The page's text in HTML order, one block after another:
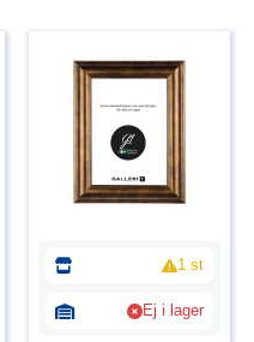
1 st
Ej i lager